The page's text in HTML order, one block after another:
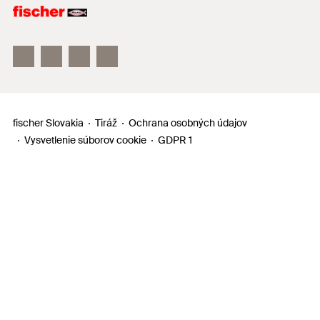
Upevňovacie systémy
fischer Slovakia Tiráž
Ochrana osobných údajov
Vysvetlenie súborov cookie
GDPR 1